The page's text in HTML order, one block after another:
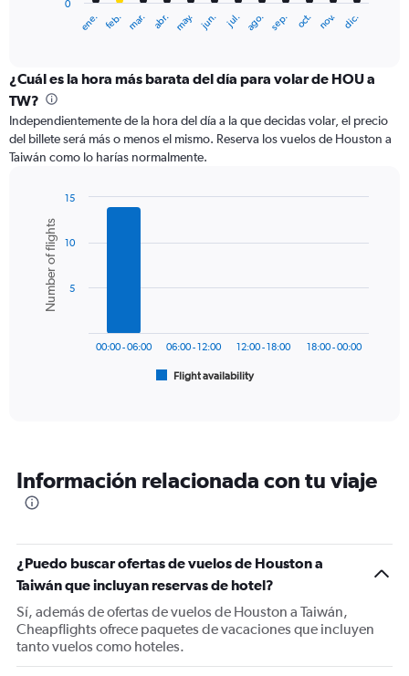
categories.
Range:
categories.
The
chart
axis
displaying
values.
Range:
ene. feb. mar. abr. may. jun. jul. ago. sep. oct. nov. dic.
0
¿Cuál es la hora más barata del día para volar de HOU a
TW?
Independientemente de la hora del día a la que decidas volar, el precio
del billete será más o menos el mismo. Reserva los vuelos de Houston a
Taiwán como lo harías normalmente.
chart
with
bars.
The
categories.
The
Y
axis
displaying
Number
of
flights.
Chart
graphic.
Number of flights
Flight availability
00:00 - 06:00 06:00 - 12:00 12:00 - 18:00 18:00 - 00:00
5
10
15
Información relacionada con tu viaje
¿Puedo buscar ofertas de vuelos de Houston a
Taiwán que incluyan reservas de hotel?
Sí, además de ofertas de vuelos de Houston a Taiwán,
Cheapflights ofrece paquetes de vacaciones que incluyen
tanto vuelos como hoteles.